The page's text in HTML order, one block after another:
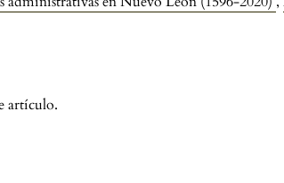
artículo.